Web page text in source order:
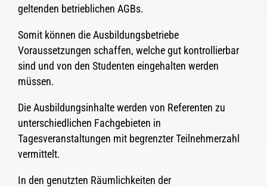
geltenden betrieblichen AGBs.
Somit können die Ausbildungsbetriebe
Voraussetzungen schaffen, welche gut kontrollierbar
sind und von den Studenten eingehalten werden
müssen.
Die Ausbildungsinhalte werden von Referenten zu
unterschiedlichen Fachgebieten in
Tagesveranstaltungen mit begrenzter Teilnehmerzahl
vermittelt.
In den genutzten Räumlichkeiten der